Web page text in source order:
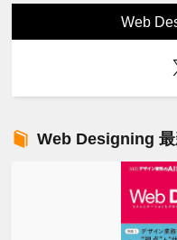
Web
Web Designing